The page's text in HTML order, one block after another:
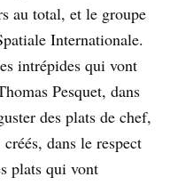
au total, et le groupe
Internationale.
intrépides qui vont
Pesquet, dans
des plats de chef,
dans le respect
plats qui vont